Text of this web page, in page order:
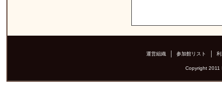
運営組織 参加館リスト
Copyright 2011